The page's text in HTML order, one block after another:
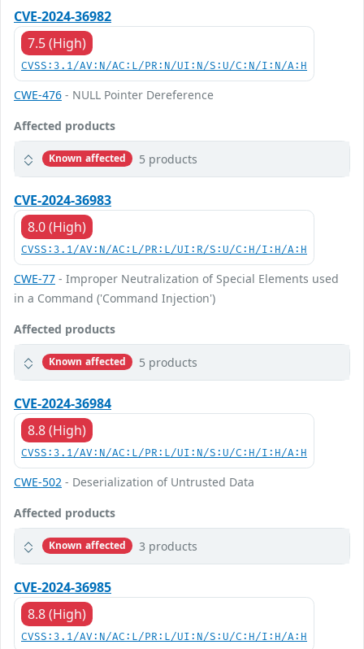
CVE-2024-36982
7.5 (High)
CVSS:3.1/AV:N/AC:L/PR:N/UI:N/S:U/C:N/I:N/A:H
CWE-476 - NULL Pointer Dereference
Affected products
Known affected 5 products
CVE-2024-36983
8.0 (High)
CVSS:3.1/AV:N/AC:L/PR:L/UI:R/S:U/C:H/I:H/A:H
CWE-77 - Improper Neutralization of Special Elements used
in a Command ('Command Injection')
Affected products
Known affected 5 products
CVE-2024-36984
8.8 (High)
CVSS:3.1/AV:N/AC:L/PR:L/UI:N/S:U/C:H/I:H/A:H
CWE-502 - Deserialization of Untrusted Data
Affected products
Known affected 3 products
CVE-2024-36985
8.8 (High)
CVSS:3.1/AV:N/AC:L/PR:L/UI:N/S:U/C:H/I:H/A:H